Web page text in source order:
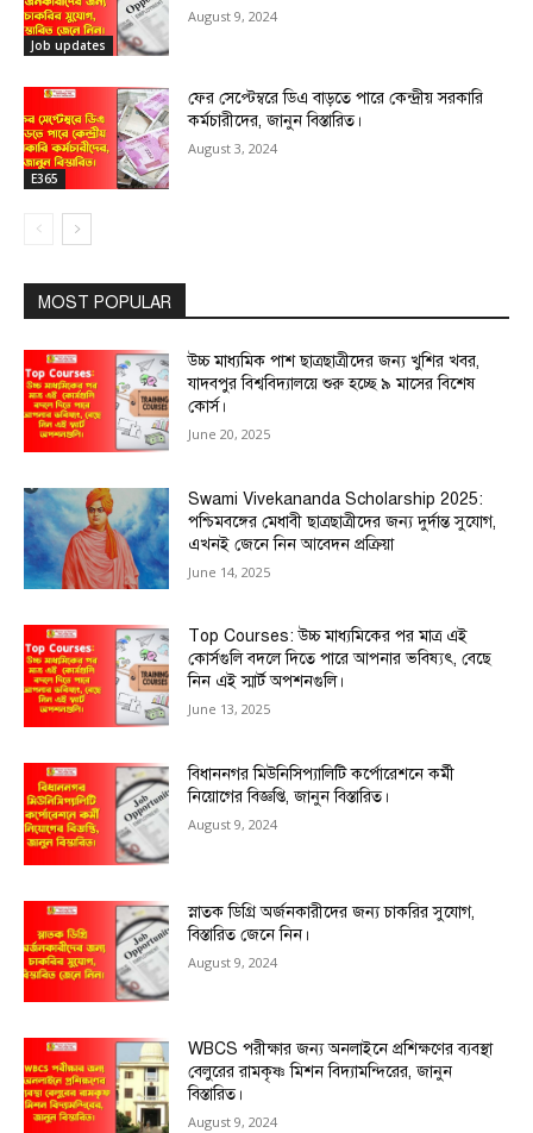
Job updates
August 9, 2024
E365
ফের সেপ্টেম্বরে ডিএ বাড়তে পারে কেন্দ্রীয় সরকারি
কর্মচারীদের, জানুন বিস্তারিত।
August 3, 2024
MOST POPULAR
উচ্চ মাধ্যমিক পাশ ছাত্রছাত্রীদের জন্য খুশির খবর,
যাদবপুর বিশ্ববিদ্যালয়ে শুরু হচ্ছে ৯ মাসের বিশেষ
কোর্স।
June 20, 2025
Swami Vivekananda Scholarship 2025:
পশ্চিমবঙ্গের মেধাবী ছাত্রছাত্রীদের জন্য দুর্দান্ত সুযোগ,
এখনই জেনে নিন আবেদন প্রক্রিয়া
June 14, 2025
Top Courses: উচ্চ মাধ্যমিকের পর মাত্র এই
কোর্সগুলি বদলে দিতে পারে আপনার ভবিষ্যৎ, বেছে
নিন এই স্মার্ট অপশনগুলি।
June 13, 2025
বিধাননগর মিউনিসিপ্যালিটি কর্পোরেশনে কর্মী
নিয়োগের বিজ্ঞপ্তি, জানুন বিস্তারিত।
August 9, 2024
স্নাতক ডিগ্রি অর্জনকারীদের জন্য চাকরির সুযোগ,
বিস্তারিত জেনে নিন।
August 9, 2024
WBCS পরীক্ষার জন্য অনলাইনে প্রশিক্ষণের ব্যবস্থা
বেলুরের রামকৃষ্ণ মিশন বিদ্যামন্দিরের, জানুন
বিস্তারিত।
August 9, 2024